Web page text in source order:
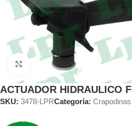
Clic para ampliar
ACTUADOR HIDRAULICO
SKU: 3478-LPRCategoría: Crapodinas